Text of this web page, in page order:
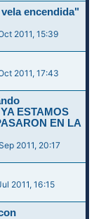
encendida"
2011, 15:39
2011, 17:43
ESTAMOS
EN LA
2011, 20:17
2011, 16:15